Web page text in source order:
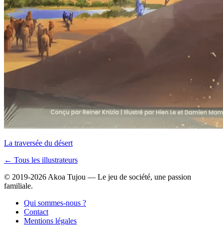
La traversée du désert
← Tous les illustrateurs
© 2019-2026 Akoa Tujou — Le jeu de société, une passion
familiale.
Qui sommes-nous ?
Contact
Mentions légales